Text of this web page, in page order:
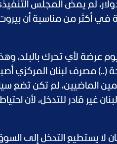
تمويل بنحو 3 مليارات دولار، لم يمض
في أكثر من مناسبة أن
عرضة لأي تحرك بالبلد،
(..) مصرف لبنان المركزي
الماضيين، لم تكن تضع
غير قادر للتدخل، لأن
لا يستطيع التدخل إلى